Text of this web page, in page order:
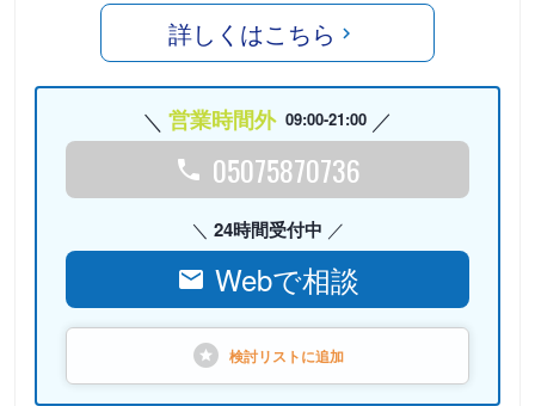
詳しくはこちら
営業時間外 09:00-21:00
05075870736
24時間受付中
Webで相談
検討リストに追加